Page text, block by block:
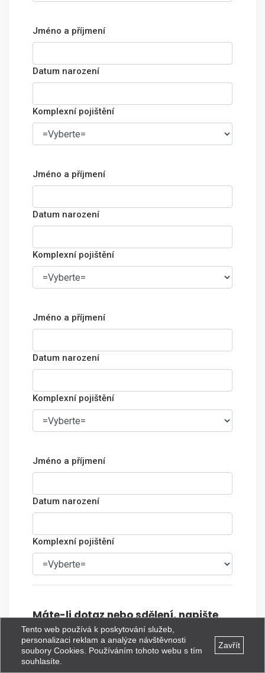
Tento web používá k poskytování služeb,
personalizaci reklam a analýze návštěvnosti
soubory Cookies. Používáním tohoto webu s tím
souhlasíte.
Zavřít
Jméno a příjmení
Datum narození
Komplexní pojištění
Jméno a příjmení
Datum narození
Komplexní pojištění
Jméno a příjmení
Datum narození
Komplexní pojištění
Jméno a příjmení
Datum narození
Komplexní pojištění
Máte-li dotaz nebo sdělení, napište
nám je